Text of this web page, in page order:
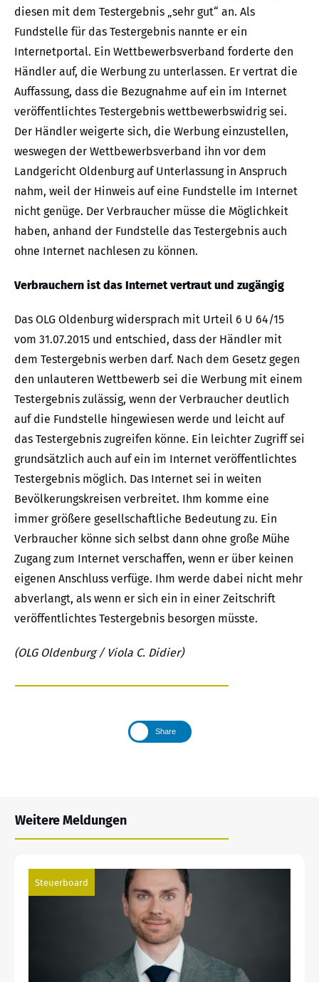
diesen mit dem Testergebnis „sehr gut“ an. Als
Fundstelle für das Testergebnis nannte er ein
Internetportal. Ein Wettbewerbsverband forderte den
Händler auf, die Werbung zu unterlassen. Er vertrat die
Auffassung, dass die Bezugnahme auf ein im Internet
veröffentlichtes Testergebnis wettbewerbswidrig sei.
Der Händler weigerte sich, die Werbung einzustellen,
weswegen der Wettbewerbsverband ihn vor dem
Landgericht Oldenburg auf Unterlassung in Anspruch
nahm, weil der Hinweis auf eine Fundstelle im Internet
nicht genüge. Der Verbraucher müsse die Möglichkeit
haben, anhand der Fundstelle das Testergebnis auch
ohne Internet nachlesen zu können.
Verbrauchern ist das Internet vertraut und zugängig
Das OLG Oldenburg widersprach mit Urteil 6 U 64/15
vom 31.07.2015 und entschied, dass der Händler mit
dem Testergebnis werben darf. Nach dem Gesetz gegen
den unlauteren Wettbewerb sei die Werbung mit einem
Testergebnis zulässig, wenn der Verbraucher deutlich
auf die Fundstelle hingewiesen werde und leicht auf
das Testergebnis zugreifen könne. Ein leichter Zugriff sei
grundsätzlich auch auf ein im Internet veröffentlichtes
Testergebnis möglich. Das Internet sei in weiten
Bevölkerungskreisen verbreitet. Ihm komme eine
immer größere gesellschaftliche Bedeutung zu. Ein
Verbraucher könne sich selbst dann ohne große Mühe
Zugang zum Internet verschaffen, wenn er über keinen
eigenen Anschluss verfüge. Ihm werde dabei nicht mehr
abverlangt, als wenn er sich ein in einer Zeitschrift
veröffentlichtes Testergebnis besorgen müsste.
(OLG Oldenburg / Viola C. Didier)
Share
Weitere Meldungen
Steuerboard